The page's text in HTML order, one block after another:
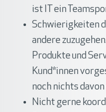
ist IT ein
Schwierigkeiten
andere
Produkte und
Kund*innen
noch nichts davon
Nicht gerne